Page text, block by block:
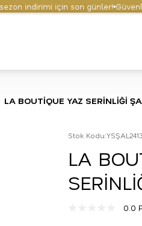
indirimi için son günler! Güvenli
LA BOUTİQUE YAZ SERİNLİĞİ
Stok Kodu:
LA
0.0